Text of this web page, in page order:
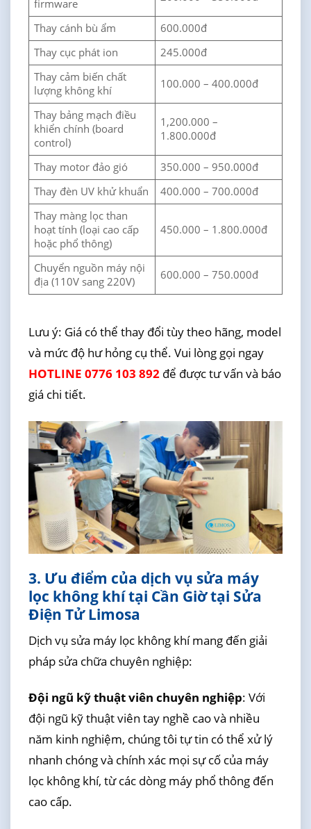
firmware
Thay cánh bù ẩm
600.000đ
Thay cục phát ion
245.000đ
Thay cảm biến chất
lượng không khí
100.000 – 400.000đ
Thay bảng mạch điều
khiển chính (board
control)
1,200.000 –
1.800.000đ
Thay motor đảo gió
350.000 – 950.000đ
Thay đèn UV khử khuẩn
400.000 – 700.000đ
Thay màng lọc than
hoạt tính (loại cao cấp
hoặc phổ thông)
450.000 – 1.800.000đ
Chuyển nguồn máy nội
địa (110V sang 220V)
600.000 – 750.000đ
Lưu ý: Giá có thể thay đổi tùy theo hãng, model
và mức độ hư hỏng cụ thể. Vui lòng gọi ngay
HOTLINE 0776 103 892để được tư vấn và báo
giá chi tiết.
3. Ưu điểm của dịch vụ sửa máy
lọc không khí tại Cần Giờ tại Sửa
Điện Tử Limosa
Dịch vụ sửa máy lọc không khí mang đến giải
pháp sửa chữa chuyên nghiệp:
Đội ngũ kỹ thuật viên chuyên nghiệp: Với
đội ngũ kỹ thuật viên tay nghề cao và nhiều
năm kinh nghiệm, chúng tôi tự tin có thể xử lý
nhanh chóng và chính xác mọi sự cố của máy
lọc không khí, từ các dòng máy phổ thông đến
cao cấp.